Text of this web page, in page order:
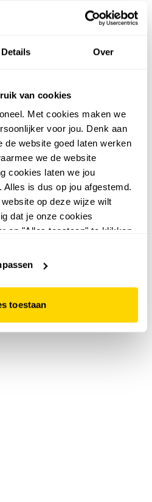
Details Over
van cookies
Met cookies maken we
voor jou. Denk aan
de website goed laten werken
we de website
cookies laten we jou
Alles is dus op jou afgestemd.
op deze wijze wilt
dat je onze cookies
op "Alles toestaan" te klikken.
toestaan